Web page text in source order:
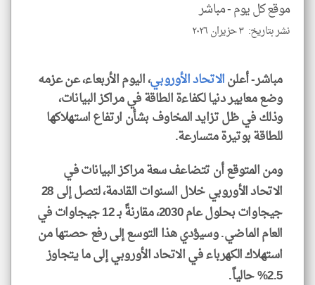
موقع كل يوم -مباشر
نشر بتاريخ: ٣ حزيران ٢٠٢٦
مباشر- أعلنالاتحاد الأوروبي، اليوم الأربعاء، عن عزمه
وضع معايير دنيا لكفاءة الطاقة في مراكز البيانات،
وذلك في ظل تزايد المخاوف بشأن ارتفاع استهلاكها
للطاقة بوتيرة متسارعة.
ومن المتوقع أن تتضاعف سعة مراكز البيانات في
الاتحاد الأوروبي خلال السنوات القادمة، لتصل إلى 28
جيجاوات بحلول عام 2030، مقارنةً بـ 12 جيجاوات في
العام الماضي. وسيؤدي هذا التوسع إلى رفع حصتها من
استهلاك الكهرباء في الاتحاد الأوروبي إلى ما يتجاوز
2.5% حالياً.
klyoum.com